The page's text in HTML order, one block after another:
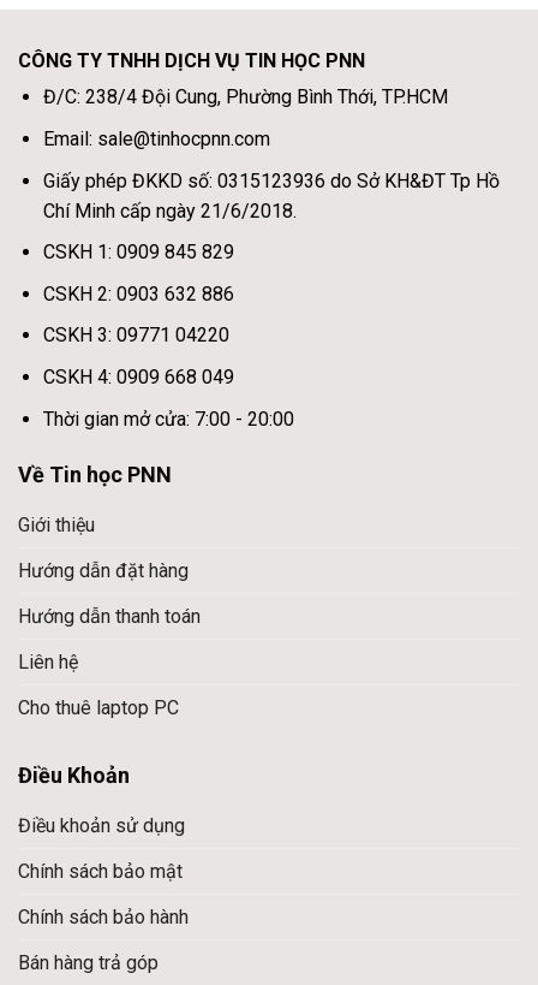
CÔNG TY TNHH DỊCH VỤ TIN HỌC PNN
Đ/C: 238/4 Đội Cung, Phường Bình Thới, TP.HCM
Email: sale@tinhocpnn.com
Giấy phép ĐKKD số: 0315123936 do Sở KH&ĐT Tp Hồ
Chí Minh cấp ngày 21/6/2018.
CSKH 1: 0909 845 829
CSKH 2: 0903 632 886
CSKH 3: 09771 04220
CSKH 4: 0909 668 049
Thời gian mở cửa: 7:00 - 20:00
Về Tin học PNN
Giới thiệu
Hướng dẫn đặt hàng
Hướng dẫn thanh toán
Liên hệ
Cho thuê laptop PC
Điều Khoản
Điều khoản sử dụng
Chính sách bảo mật
Chính sách bảo hành
Bán hàng trả góp